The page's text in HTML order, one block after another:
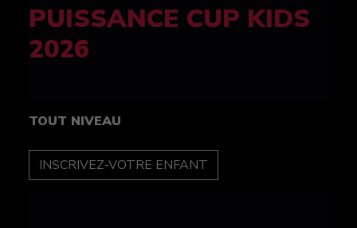
FELINE CUP 100%
féminine
TOUT NIVEAU
INSCRIPTION